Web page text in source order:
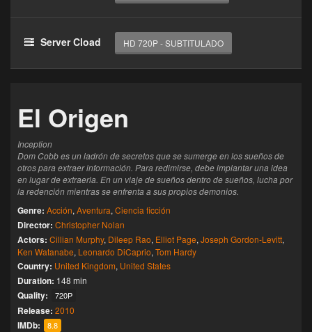
El acceso expira en 1 hora
Server Cload HD 720P - SUBTITULADO
El Origen
Inception
Dom Cobb es un ladrón de secretos que se sumerge en los sueños de
otros para extraer información. Para redimirse, debe implantar una idea
en lugar de extraerla. En un viaje de sueños dentro de sueños, lucha por
la redención mientras se enfrenta a sus propios demonios.
Genre: Acción, Aventura, Ciencia ficción
Director: Christopher Nolan
Actors: Cillian Murphy, Dileep Rao, Elliot Page, Joseph Gordon-Levitt,
Ken Watanabe, Leonardo DiCaprio, Tom Hardy
Country: United Kingdom, United States
Duration: 148 min
Quality: 720P
Release: 2010
IMDb: 8.8